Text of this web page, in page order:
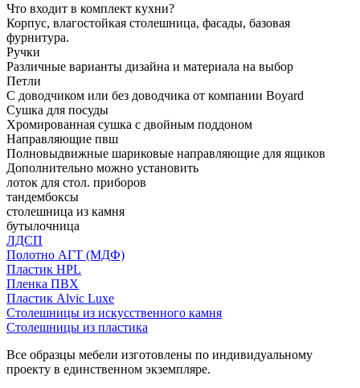
Что входит в комплект кухни?
Корпус, влагостойкая столешница, фасады, базовая
фурнитура.
Ручки
Различные варианты дизайна и материала на выбор
Петли
С доводчиком или без доводчика от компании Boyard
Сушка для посуды
Хромированная сушка с двойным поддоном
Направляющие пвш
Полновыдвижные шариковые направляющие для ящиков
Дополнительно можно установить
лоток для стол. приборов
тандембоксы
столешница из камня
бутылочница
ЛДСП
Полотно АГТ (МДФ)
Пластик HPL
Пленка ПВХ
Пластик Alvic Luxe
Столешницы из искусственного камня
Столешницы из пластика
Все образцы мебели изготовлены по индивидуальному
проекту в единственном экземпляре.